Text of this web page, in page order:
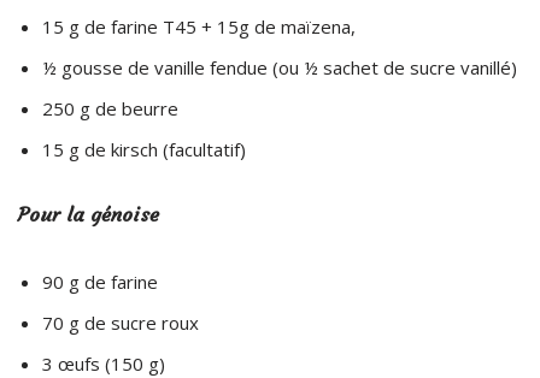
15 g de farine T45 + 15g de maïzena,
½ gousse de vanille fendue (ou ½ sachet de sucre vanillé)
250 g de beurre
15 g de kirsch (facultatif)
Pour la génoise
90 g de farine
70 g de sucre roux
3 œufs (150 g)